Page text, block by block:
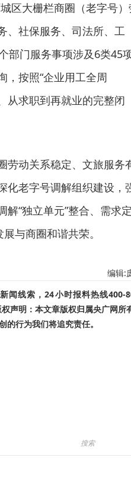
区大栅栏商圈（老字号）
、社保服务、司法所、工
部门服务事项涉及6类45
，按照“企业用工全周
从求职到再就业的完整闭
劳动关系稳定、文旅服务
化老字号调解组织建设，
“独立单元”整合、需求定
与商圈和谐共荣。
编辑:
闻线索，24小时报料热线400-
声明：本文章版权归属央广网所
行为我们将追究责任。